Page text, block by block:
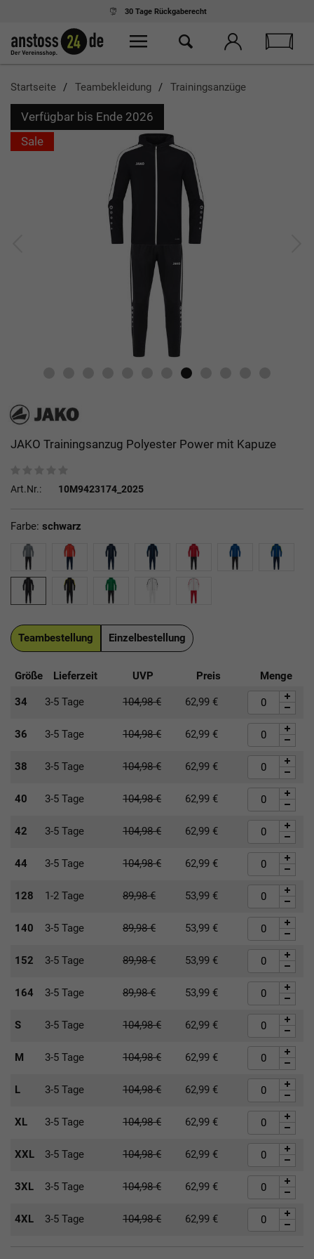
30 Tage Rückgaberecht
Startseite Teambekleidung Trainingsanzüge
Verfügbar bis Ende 2026
Sale
JAKO Trainingsanzug Polyester Power mit Kapuze
Art.Nr.: 10M9423174_2025
Farbe: schwarz
Teambestellung Einzelbestellung
Größe Lieferzeit UVP Preis Menge
34 3-5 Tage 104,98€ 62,99 €
36 3-5 Tage 104,98€ 62,99 €
38 3-5 Tage 104,98€ 62,99 €
40 3-5 Tage 104,98€ 62,99 €
42 3-5 Tage 104,98€ 62,99 €
44 3-5 Tage 104,98€ 62,99 €
128 1-2 Tage 89,98€ 53,99 €
140 3-5 Tage 89,98€ 53,99 €
152 3-5 Tage 89,98€ 53,99 €
164 3-5 Tage 89,98€ 53,99 €
S 3-5 Tage 104,98€ 62,99 €
M 3-5 Tage 104,98€ 62,99 €
L 3-5 Tage 104,98€ 62,99 €
XL 3-5 Tage 104,98€ 62,99 €
XXL 3-5 Tage 104,98€ 62,99 €
3XL 3-5 Tage 104,98€ 62,99 €
4XL 3-5 Tage 104,98€ 62,99 €